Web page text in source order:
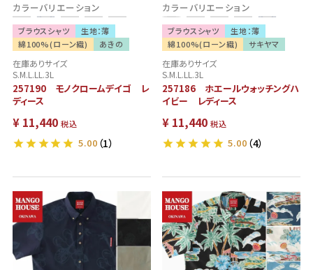
カラーバリエーション
ブラウスシャツ
生地：薄
綿100%(ローン織)
あきの
在庫ありサイズ
S.M.L.LL.3L
257190 モノクロームデイゴ レ
ディース
¥ 11,440 税込
5.00 （1）
カラーバリエーション
ブラウスシャツ
生地：薄
綿100%(ローン織)
サキヤマ
在庫ありサイズ
S.M.L.LL.3L
257186 ホエールウォッチングハ
イビー レディース
¥ 11,440 税込
5.00 （4）